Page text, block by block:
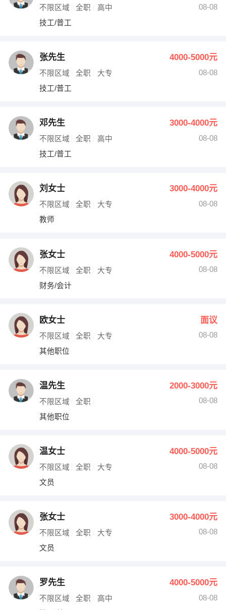
不限区域 全职 高中
08-08
技工/普工
张先生 4000-5000元
不限区域 全职 大专
08-08
技工/普工
邓先生 3000-4000元
不限区域 全职 高中
08-08
技工/普工
刘女士 3000-4000元
不限区域 全职 大专
08-08
教师
张女士 4000-5000元
不限区域 全职 大专
08-08
财务/会计
欧女士 面议
不限区域 全职 大专
08-08
其他职位
温先生 2000-3000元
不限区域 全职
08-08
其他职位
温女士 4000-5000元
不限区域 全职 大专
08-08
文员
张女士 3000-4000元
不限区域 全职 大专
08-08
文员
罗先生 4000-5000元
不限区域 全职 高中
08-08